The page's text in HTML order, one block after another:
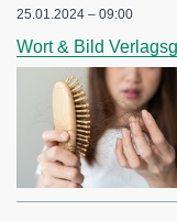
25.01.2024 – 09:00
Wort & Bild